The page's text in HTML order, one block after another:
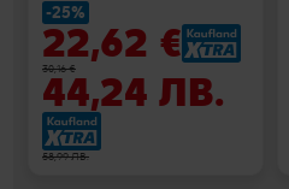
-25%
22,62 €
30,16 €
44,24 ЛВ.
58,99 ЛВ.